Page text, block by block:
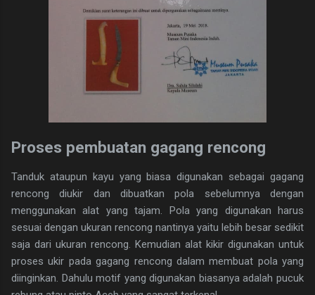
Proses pembuatan gagang rencong
Tanduk ataupun kayu yang biasa digunakan sebagai gagang
rencong diukir dan dibuatkan pola sebelumnya dengan
menggunakan alat yang tajam. Pola yang digunakan harus
sesuai dengan ukuran rencong nantinya yaitu lebih besar sedikit
saja dari ukuran rencong. Kemudian alat kikir digunakan untuk
proses ukir pada gagang rencong dalam membuat pola yang
diinginkan. Dahulu motif yang digunakan biasanya adalah pucuk